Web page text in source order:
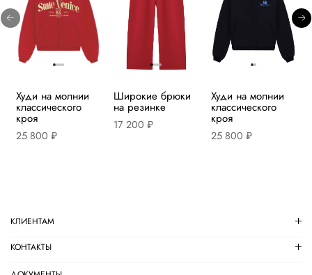
Худи на молнии
классического
кроя
25 800 ₽
Широкие брюки
на резинке
17 200 ₽
Худи на молнии
классического
кроя
25 800 ₽
КЛИЕНТАМ
КОНТАКТЫ